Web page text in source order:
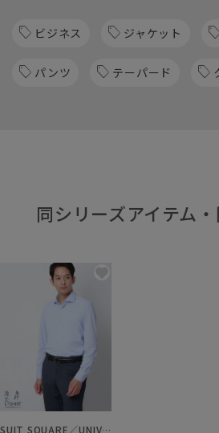
ビジネス ジャケット
パンツ テーパード
同シリーズアイテム
SUIT SQUARE／UNIVERSAL LANGUAGE